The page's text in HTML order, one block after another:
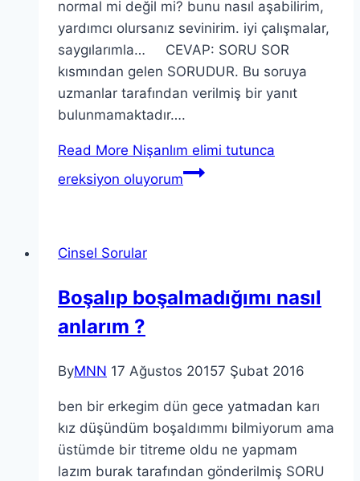
normal mi değil mi? bunu nasıl aşabilirim,
yardımcı olursanız sevinirim. iyi çalışmalar,
saygılarımla… CEVAP: SORU SOR
kısmından gelen SORUDUR. Bu soruya
uzmanlar tarafından verilmiş bir yanıt
bulunmamaktadır….
Read More Nişanlım elimi tutunca
ereksiyon oluyorum
Cinsel Sorular
Boşalıp boşalmadığımı nasıl
anlarım ?
ByMNN 17 Ağustos 20157 Şubat 2016
ben bir erkegim dün gece yatmadan karı
kız düşündüm boşaldımmı bilmiyorum ama
üstümde bir titreme oldu ne yapmam
lazım burak tarafından gönderilmiş SORU